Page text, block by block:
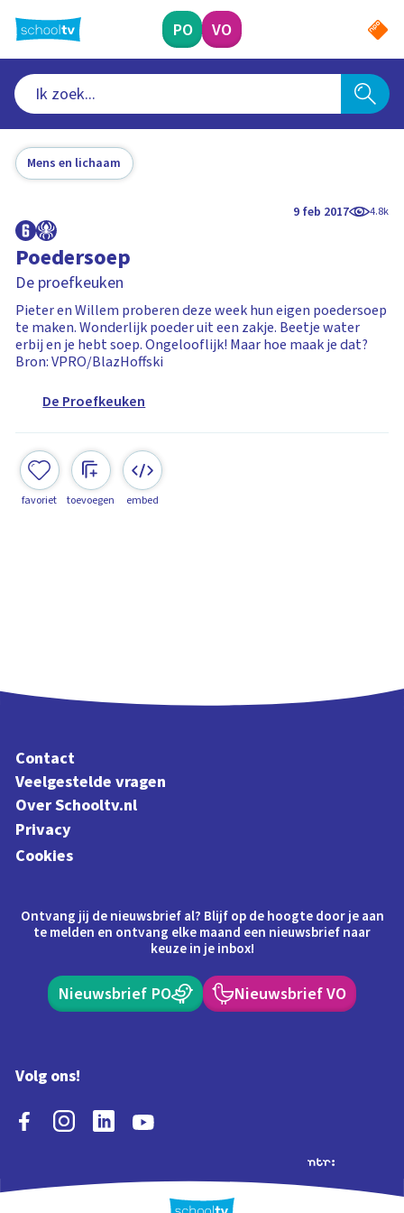
naar
hoofdinhoud
PO VO
Mens en lichaam
9 feb 2017 4.8k
Poedersoep
De proefkeuken
Pieter en Willem proberen deze week hun eigen poedersoep
te maken. Wonderlijk poeder uit een zakje. Beetje water
erbij en je hebt soep. Ongelooflijk! Maar hoe maak je dat?
Bron: VPRO/BlazHoffski
De Proefkeuken
favoriet toevoegen embed
Contact
Veelgestelde vragen
Over Schooltv.nl
Privacy
Cookies
Ontvang jij de nieuwsbrief al? Blijf op de hoogte door je aan
te melden en ontvang elke maand een nieuwsbrief naar
keuze in je inbox!
Nieuwsbrief PO Nieuwsbrief VO
Volg ons!